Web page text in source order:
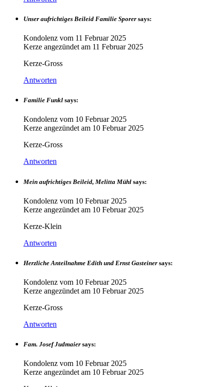
Unser aufrichtiges Beileid Familie Sporer says:
Kondolenz vom 11 Februar 2025
Kerze angezündet am 11 Februar 2025
Kerze-Gross
Antworten
Familie Funkl says:
Kondolenz vom 10 Februar 2025
Kerze angezündet am 10 Februar 2025
Kerze-Gross
Antworten
Mein aufrichtiges Beileid, Melitta Mühl says:
Kondolenz vom 10 Februar 2025
Kerze angezündet am 10 Februar 2025
Kerze-Klein
Antworten
Herzliche Anteilnahme Edith und Ernst Gasteiner says:
Kondolenz vom 10 Februar 2025
Kerze angezündet am 10 Februar 2025
Kerze-Gross
Antworten
Fam. Josef Judmaier says:
Kondolenz vom 10 Februar 2025
Kerze angezündet am 10 Februar 2025